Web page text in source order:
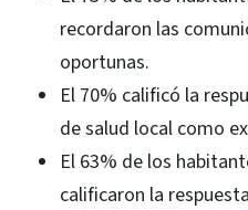
recordaron las
oportunas.
El 70% calificó la
de salud local como
El 63% de los
calificaron la